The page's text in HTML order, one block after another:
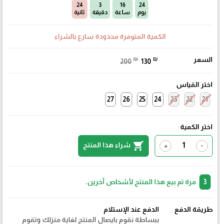
24
يوم
16
ساعة
3
دقيقة
23
ثانية
الكمية المتوفرة محدودة سارع بالشراء
السعر 200 ₪ 130 ₪
اختر القياس
21
22
23
24
25
26
27
اختر الكمية
-
+
shopping_cart شراء هذا المنتج
مرة تم بيع هذا المنتج لأشخاص آخرين.
طريقة الدفع
الدفع عند الإستلام
ببساطة نقوم بايصال المنتج لغاية منزلك وتقوم